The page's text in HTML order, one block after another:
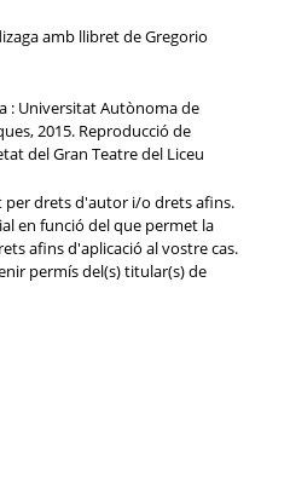
amb llibret de Gregorio
: Universitat Autònoma de
2015. Reproducció de
del Gran Teatre del Liceu
drets d'autor i/o drets afins.
en funció del que permet la
afins d'aplicació al vostre cas.
permís del(s) titular(s) de